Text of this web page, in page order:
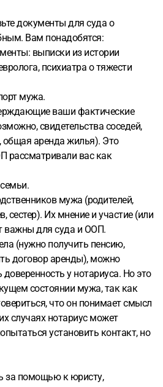
документы для суда о
Вам понадобятся:
выписки из истории
психиатра о тяжести
мужа.
ваши фактические
свидетельства соседей,
общая аренда жилья). Это
рассматривали вас как
мужа (родителей,
сестер). Их мнение и участие (или
важны для суда и ООП.
(нужно получить пенсию,
договор аренды), можно
у нотариуса. Но это
состоянии мужа, так как
что он понимает смысл
случаях нотариус может
установить контакт, но
за помощью к юристу,